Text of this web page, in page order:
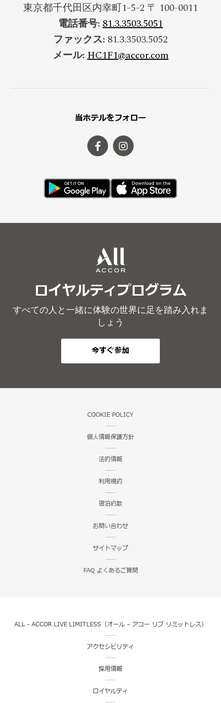
COOKIE POLICY
個人情報保護方針
法的情報
利用規約
宿泊約款
お問い合わせ
サイトマップ
FAQ よくあるご質問
東京都千代田区内幸町1-5-2 〒 100-0011
電話番号: 81.3.3503.5051
ファックス: 81.3.3503.5052
メール:HC1F1@accor.com
当ホテルをフォロー
ロイヤルティプログラム
すべての人と一緒に体験の世界に足を踏み入れま
しょう
今すぐ参加
ALL - ACCOR LIVE LIMITLESS（オール – アコー リブ リミットレス）
アクセシビリティ
採用情報
ロイヤルティ